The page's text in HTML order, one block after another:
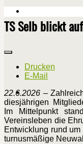
TS Selb blickt
Drucken
E-Mail
22.6.2026 –
diesjährigen
Im Mittelpunkt
Vereinsleben die
Entwicklung rund
turnusmäßige